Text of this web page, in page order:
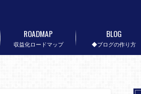
収益化ロードマップ
ROADMAP
◆ブログの作り方
BLOG